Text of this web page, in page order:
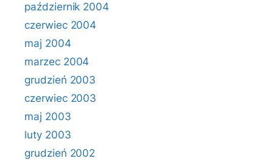
październik 2004
czerwiec 2004
maj 2004
marzec 2004
grudzień 2003
czerwiec 2003
maj 2003
luty 2003
grudzień 2002